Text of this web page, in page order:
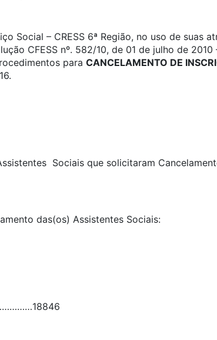
Social – CRESS 6ª Região, no uso de suas
CFESS nº. 582/10, de 01 de julho de 2010
para CANCELAMENTO DE
Sociais que solicitaram
das(os) Assistentes Sociais:
18846